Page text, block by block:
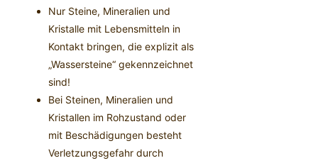
Nur Steine, Mineralien und
Kristalle mit Lebensmitteln in
Kontakt bringen, die explizit als
„Wassersteine“ gekennzeichnet
sind!
Bei Steinen, Mineralien und
Kristallen im Rohzustand oder
mit Beschädigungen besteht
Verletzungsgefahr durch